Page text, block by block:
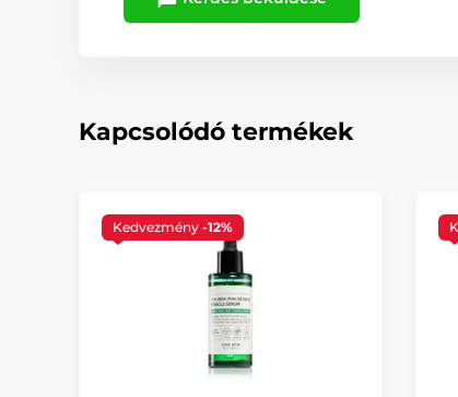
Kapcsolódó termékek
Kedvezmény -12%